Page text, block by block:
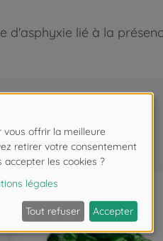
d'asphyxie lié à la
ensemble